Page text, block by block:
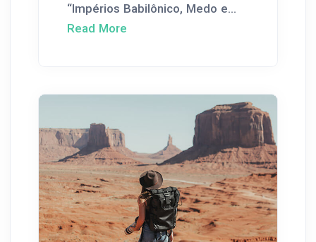
“Impérios Babilônico, Medo e...
Read More